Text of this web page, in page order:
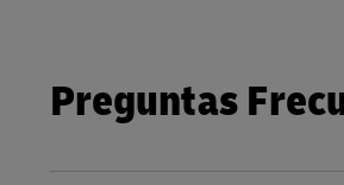
Preguntas